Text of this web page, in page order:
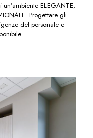
ELEGANTE,
Progettare gli
del personale e